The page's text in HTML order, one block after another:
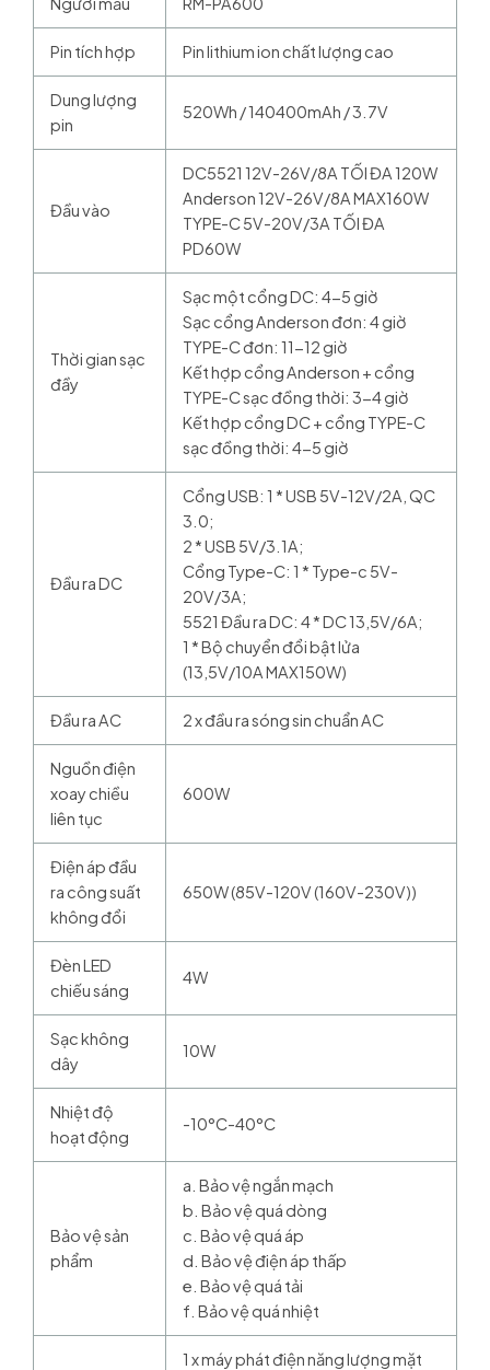
Pin tích hợp Pin lithium ion chất lượng cao
Dung lượng
pin
520Wh / 140400mAh / 3.7V
Đầu vào
DC5521 12V-26V/8A TỐI ĐA 120W
Anderson 12V-26V/8A MAX160W
TYPE-C 5V-20V/3A TỐI ĐA
PD60W
Thời gian sạc
đầy
Sạc một cổng DC: 4-5 giờ
Sạc cổng Anderson đơn: 4 giờ
TYPE-C đơn: 11-12 giờ
Kết hợp cổng Anderson + cổng
TYPE-C sạc đồng thời: 3-4 giờ
Kết hợp cổng DC + cổng TYPE-C
sạc đồng thời: 4-5 giờ
Đầu ra DC
Cổng USB: 1 * USB 5V-12V/2A, QC
3.0;
2 * USB 5V/3.1A;
Cổng Type-C: 1 * Type-c 5V-
20V/3A;
5521 Đầu ra DC: 4 * DC 13,5V/6A;
1 * Bộ chuyển đổi bật lửa
(13,5V/10A MAX150W)
Đầu ra AC 2 x đầu ra sóng sin chuẩn AC
Nguồn điện
xoay chiều
liên tục
600W
Điện áp đầu
ra công suất
không đổi
650W (85V-120V (160V-230V))
Đèn LED
chiếu sáng
4W
Sạc không
dây
10W
Nhiệt độ
hoạt động
-10°C-40°C
Bảo vệ sản
phẩm
a. Bảo vệ ngắn mạch
b. Bảo vệ quá dòng
c. Bảo vệ quá áp
d. Bảo vệ điện áp thấp
e. Bảo vệ quá tải
f. Bảo vệ quá nhiệt
1 x máy phát điện năng lượng mặt